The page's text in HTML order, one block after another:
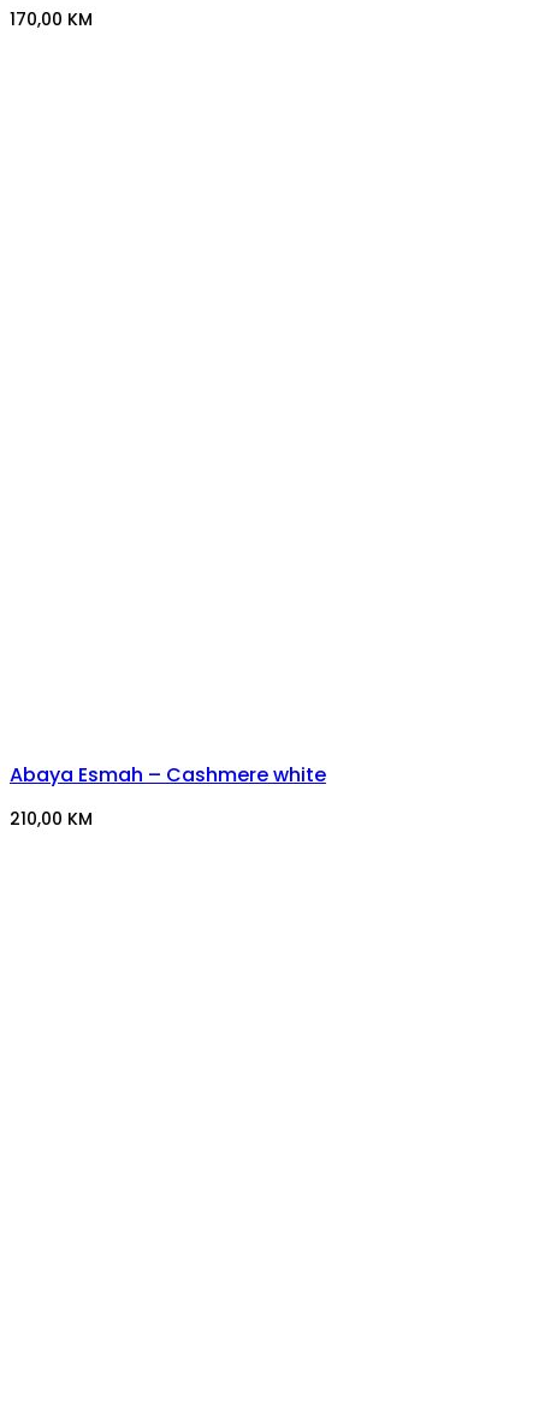
170,00 KM
Abaya Esmah – Cashmere white
210,00 KM